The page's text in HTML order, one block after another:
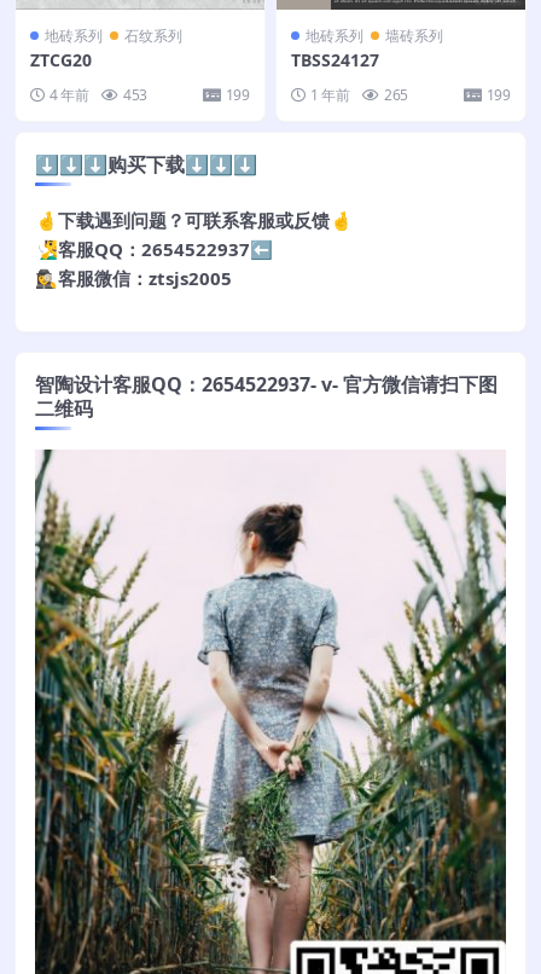
地砖系列 石纹系列
ZTCG20
4 年前 453 199
地砖系列 墙砖系列
TBSS24127
1 年前 265 199
⬇️⬇️⬇️购买下载⬇️⬇️⬇️
🤞下载遇到问题？可联系客服或反馈🤞
🧏‍♂️客服QQ：2654522937⬅️
🕵️‍♀️客服微信：ztsjs2005
智陶设计客服QQ：2654522937- v- 官方微信请扫下图
二维码